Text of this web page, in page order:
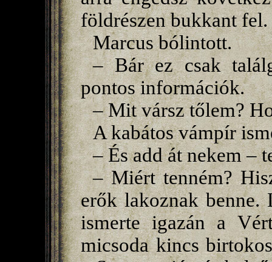
földrészen bukkant fel.
Marcus bólintott.
– Bár ez csak
pontos információk.
– Mit vársz tőlem?
A kabátos vámpír
– És add át nekem –
– Miért tenném?
erők lakoznak benne.
ismerte igazán a
micsoda kincs